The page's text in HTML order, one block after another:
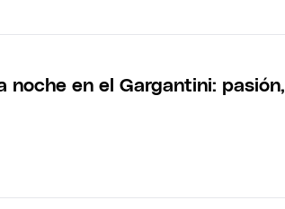
noche en el Gargantini: pasión,